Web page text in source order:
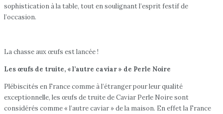
sophistication à la table, tout en soulignant l’esprit festif de
l’occasion.
La chasse aux œufs est lancée !
Les œufs de truite, « l’autre caviar » de Perle Noire
Plébiscités en France comme à l’étranger pour leur qualité
exceptionnelle, les œufs de truite de Caviar Perle Noire sont
considérés comme « l’autre caviar » de la maison. En effet la France